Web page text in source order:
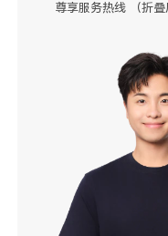
尊享服务热线 （折叠